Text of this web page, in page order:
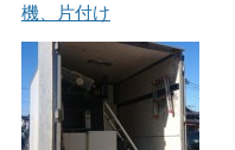
機、片付け